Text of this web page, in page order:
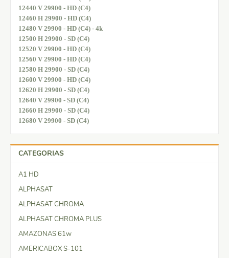
12440 V 29900 - HD (C4)
12460 H 29900 - HD (C4)
12480 V 29900 - HD (C4) - 4k
12500 H 29900 - SD (C4)
12520 V 29900 - HD (C4)
12560 V 29900 - HD (C4)
12580 H 29900 - SD (C4)
12600 V 29900 - HD (C4)
12620 H 29900 - SD (C4)
12640 V 29900 - SD (C4)
12660 H 29900 - SD (C4)
12680 V 29900 - SD (C4)
CATEGORIAS
A1 HD
ALPHASAT
ALPHASAT CHROMA
ALPHASAT CHROMA PLUS
AMAZONAS 61w
AMERICABOX S-101